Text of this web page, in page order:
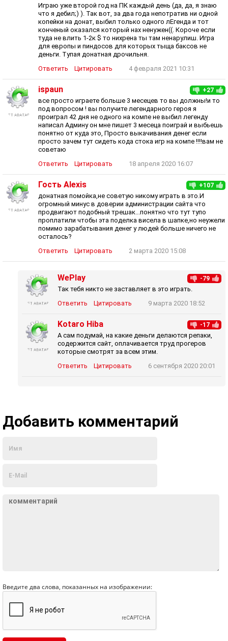
Играю уже второй год на ПК каждый день (да, да, я знаю
что я дебил;) ). Так вот, за два года непотратив ни одной
копейки на донат, выбил только одного лЕгенда и тот
конченый оказался который нах ненужен((. Короче если
туда не влить 1-2к $ то нихрена ты там ненарулиш. Игра
для европы и пиндосов для которых тыща баксов не
деньги. Тупая донатная дрочильня.
Ответить
Цитировать 4 февраля 2021 10:31
+27
ispaun
все просто играете больше 3 месецев то вы должны!и то
под вопросом ! вы получите легендарного героя я
проиграл 42 дня не одного на компе не выбил легенду
написал Админу он мне пишет 3 месеца поиграй и выбьешь
понятно от куда это, Просто выкачивания денег если
просто зачем тут сидеть кода стока игр на компе !!!!вам не
советаю
Ответить
Цитировать 18 апреля 2020 16:07
+107
Гость Alexis
донатная помойка,не советую никому играть в это.И
огромный минус в доверии администрации сайта что
продвигают подобный трешак...понятно что тут тупо
проплатили чтобы эта поделка висела в шапке,но неужели
помимо зарабатывания денег у людей больше ничего не
осталось?
Ответить
Цитировать 2 марта 2020 15:08
-79
WePlay
Так тебя никто не заставляет в это играть.
Ответить
Цитировать 9 марта 2020 18:52
-17
Kotaro Hiba
А сам подумай, на какие деньги делаются репаки,
содержится сайт, оплачивается труд прогеров
которые смотрят за всем этим.
Ответить
Цитировать 6 сентября 2020 20:01
Добавить комментарий
Введите два слова, показанных на изображении: